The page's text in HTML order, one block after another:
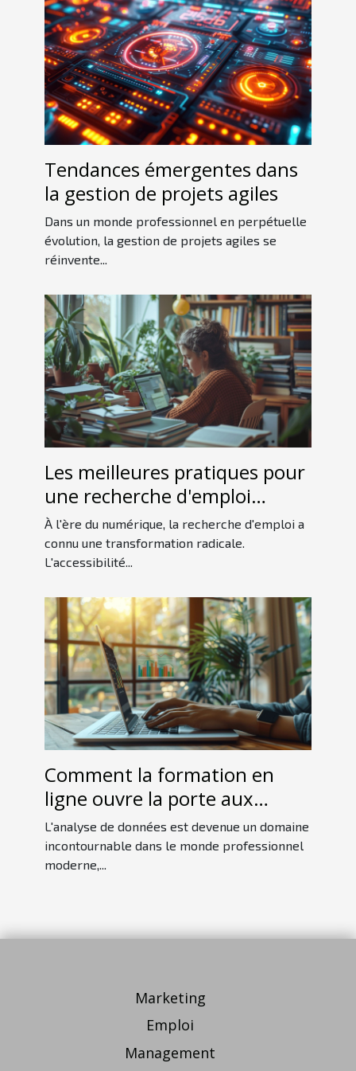
Tendances émergentes dans
la gestion de projets agiles
Dans un monde professionnel en perpétuelle
évolution, la gestion de projets agiles se
réinvente...
Les meilleures pratiques pour
une recherche d'emploi
efficace à l'ère numérique
À l'ère du numérique, la recherche d'emploi a
connu une transformation radicale.
L'accessibilité...
Comment la formation en
ligne ouvre la porte aux
carrières en analyse de
données
L'analyse de données est devenue un domaine
incontournable dans le monde professionnel
moderne,...
Marketing
Emploi
Management